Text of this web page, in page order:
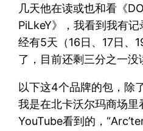
几天他在读或也和看《
PiLkeY》，我看到我有
经有5天（16日、17日、
了，目前还剩三分之一没
以下这4个品牌的包，除
我是在北卡沃尔玛商场里
YouTube看到的，